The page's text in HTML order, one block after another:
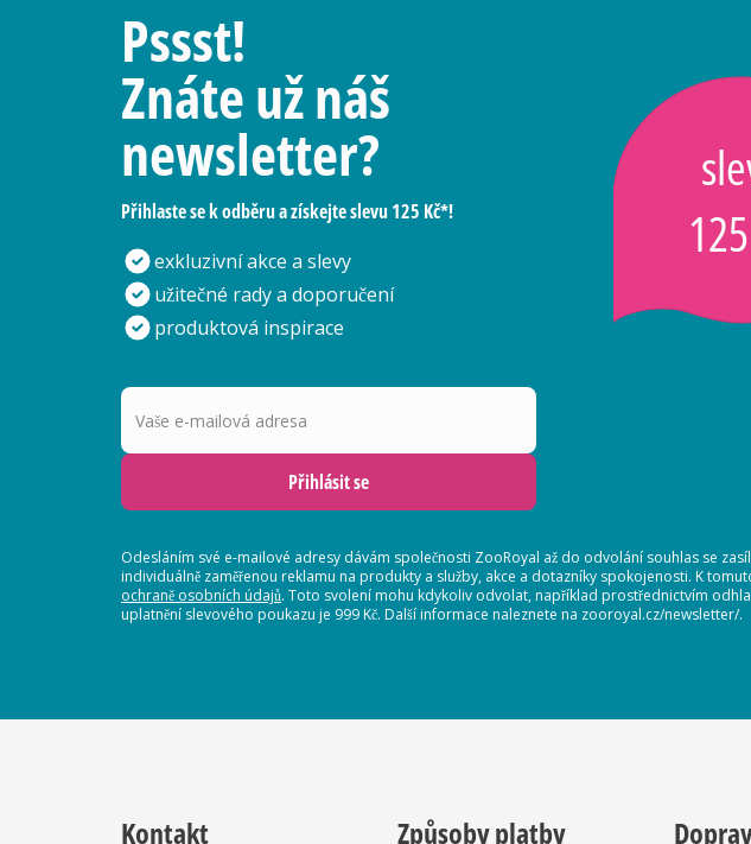
Pssst!
Znáte už náš
newsletter?
Přihlaste se k odběru a získejte slevu 125 Kč*!
exkluzivní akce a slevy
užitečné rady a doporučení
produktová inspirace
Vaše e-mailová adresa
Přihlásit se
Odesláním své e-mailové adresy dávám společnosti ZooRoyal až do odvolání souhlas se
individuálně zaměřenou reklamu na produkty a služby, akce a dotazníky spokojenosti. K
ochraně osobních údajů. Toto svolení mohu kdykoliv odvolat, například prostřednictvím
uplatnění slevového poukazu je 999 Kč. Další informace naleznete na zooroyal.cz/newsletter/.
Kontakt Způsoby platby